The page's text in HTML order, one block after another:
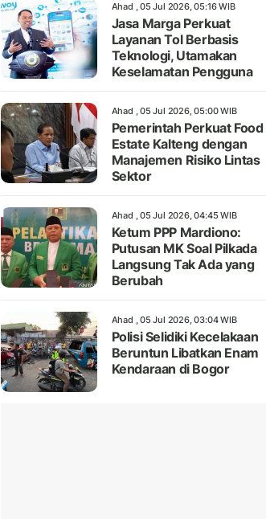
Ahad , 05 Jul 2026, 05:16 WIB
Jasa Marga Perkuat
Layanan Tol Berbasis
Teknologi, Utamakan
Keselamatan Pengguna
Ahad , 05 Jul 2026, 05:00 WIB
Pemerintah Perkuat Food
Estate Kalteng dengan
Manajemen Risiko Lintas
Sektor
Ahad , 05 Jul 2026, 04:45 WIB
Ketum PPP Mardiono:
Putusan MK Soal Pilkada
Langsung Tak Ada yang
Berubah
Ahad , 05 Jul 2026, 03:04 WIB
Polisi Selidiki Kecelakaan
Beruntun Libatkan Enam
Kendaraan di Bogor